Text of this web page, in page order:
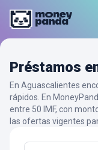
Préstamos
En Aguascalientes
rápidos. En
entre 50 IMF, con
las ofertas vigentes